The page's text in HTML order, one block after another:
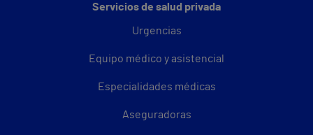
Servicios de salud privada
Urgencias
Equipo médico y asistencial
Especialidades médicas
Aseguradoras